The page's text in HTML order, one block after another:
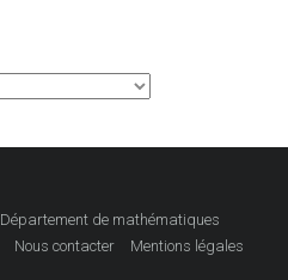
Département de mathématiques
Nous contacter Mentions légales